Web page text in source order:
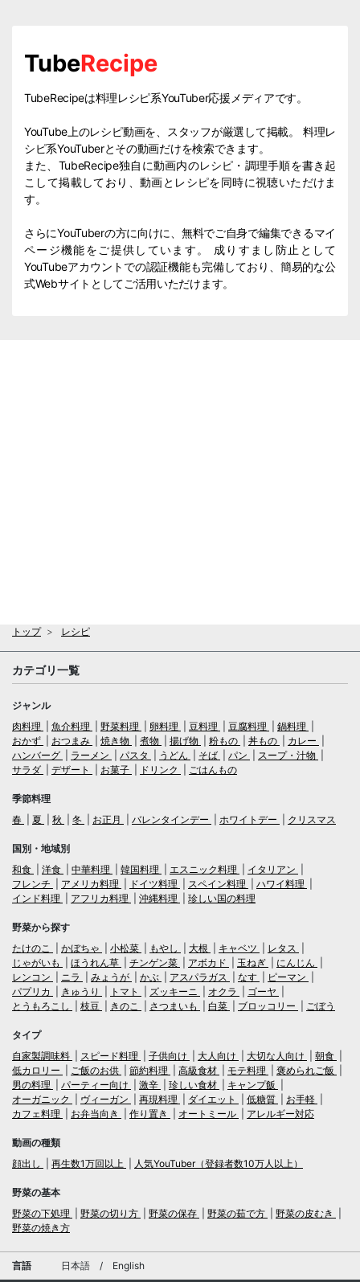
TubeRecipe
TubeRecipeは料理レシピ系YouTuber応援メディアです。
YouTube上のレシピ動画を、スタッフが厳選して掲載。 料理レ
シピ系YouTuberとその動画だけを検索できます。
また、TubeRecipe独自に動画内のレシピ・調理手順を書き起
こして掲載しており、動画とレシピを同時に視聴いただけま
す。
さらにYouTuberの方に向けに、無料でご自身で編集できるマイ
ページ機能をご提供しています。 成りすまし防止として
YouTubeアカウントでの認証機能も完備しており、簡易的な公
式Webサイトとしてご活用いただけます。
トップ レシピ
カテゴリ一覧
ジャンル
肉料理
魚介料理 野菜料理 卵料理 豆料理 豆腐料理
鍋料理
おかず
おつまみ 焼き物 煮物 揚げ物 粉もの 丼もの
カレー
ハンバーグ
ラーメン パスタ うどん そば パン
スープ・汁物
サラダ
デザート お菓子 ドリンク ごはんもの
季節料理
春
夏 秋 冬 お正月 バレンタインデー ホワイトデー クリスマス
国別・地域別
和食
洋食 中華料理 韓国料理 エスニック料理
イタリアン
フレンチ
アメリカ料理 ドイツ料理 スペイン料理
ハワイ料理
インド料理
アフリカ料理 沖縄料理 珍しい国の料理
野菜から探す
たけのこ
かぼちゃ 小松菜 もやし 大根 キャベツ
レタス
じゃがいも
ほうれん草 チンゲン菜 アボカド 玉ねぎ
にんじん
レンコン
ニラ みょうが かぶ アスパラガス なす
ピーマン
パプリカ
きゅうり トマト ズッキーニ オクラ
ゴーヤ
とうもろこし
枝豆 きのこ さつまいも 白菜 ブロッコリー ごぼう
タイプ
自家製調味料
スピード料理 子供向け 大人向け 大切な人向け
朝食
低カロリー
ご飯のお供 節約料理 高級食材 モテ料理
褒められご飯
男の料理
パーティー向け 激辛 珍しい食材
キャンプ飯
オーガニック
ヴィーガン 再現料理 ダイエット 低糖質
お手軽
カフェ料理
お弁当向き 作り置き オートミール アレルギー対応
動画の種類
顔出し
再生数1万回以上 人気YouTuber（登録者数10万人以上）
野菜の基本
野菜の下処理
野菜の切り方 野菜の保存 野菜の茹で方
野菜の皮むき
野菜の焼き方
言語 日本語 / English